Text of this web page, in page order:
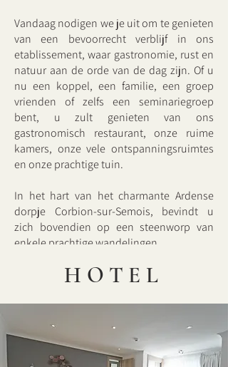
Vandaag nodigen we je uit om te genieten
van een bevoorrecht verblijf in ons
etablissement, waar gastronomie, rust en
natuur aan de orde van de dag zijn. Of u
nu een koppel, een familie, een groep
vrienden of zelfs een seminariegroep
bent, u zult genieten van ons
gastronomisch restaurant, onze ruime
kamers, onze vele ontspanningsruimtes
en onze prachtige tuin.
In het hart van het charmante Ardense
dorpje Corbion-sur-Semois, bevindt u
zich bovendien op een steenworp van
enkele prachtige wandelingen.
HOTEL